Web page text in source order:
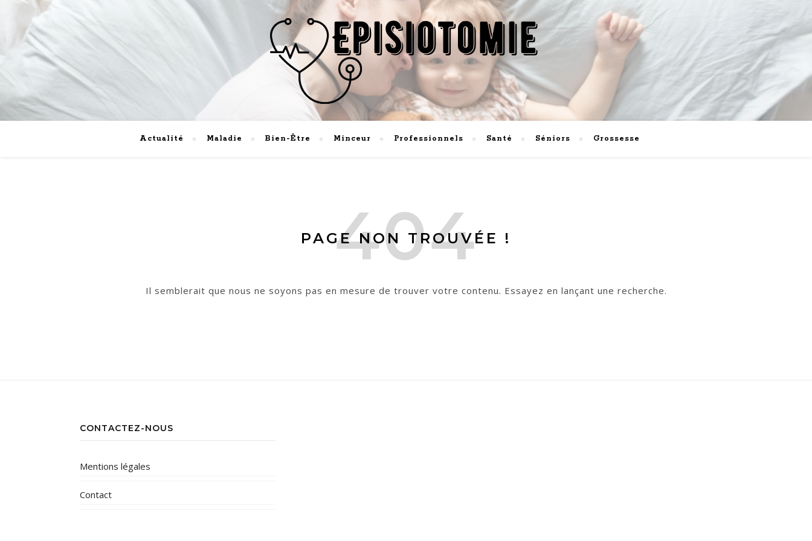
Actualité Maladie Bien-Être Minceur Professionnels Santé Séniors Grossesse
PAGE NON TROUVÉE !
Il semblerait que nous ne soyons pas en mesure de trouver votre contenu. Essayez en lançant une recherche.
CONTACTEZ-NOUS
Mentions légales
Contact